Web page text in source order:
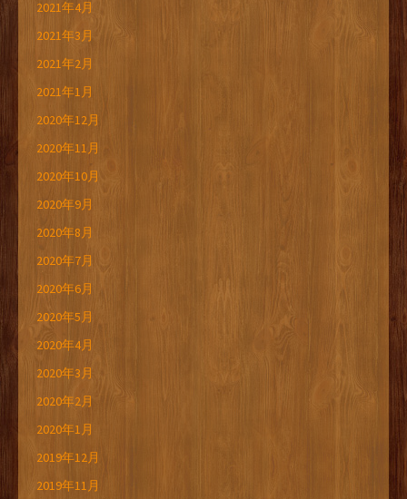
2021年4月
2021年3月
2021年2月
2021年1月
2020年12月
2020年11月
2020年10月
2020年9月
2020年8月
2020年7月
2020年6月
2020年5月
2020年4月
2020年3月
2020年2月
2020年1月
2019年12月
2019年11月